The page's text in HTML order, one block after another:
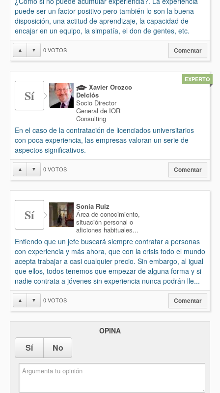
puede ser un factor positivo pero también lo son la buena
disposición, una actitud de aprendizaje, la capacidad de
encajar en un equipo, la simpatía, el don de gentes, etc.
▲ ▼ 0VOTOS Comentar
Sí
Xavier Orozco
Delclós
Socio Director
General de IOR
Consulting
En el caso de la contratación de licenciados universitarios
con poca experiencia, las empresas valoran un serie de
aspectos significativos.
EXPERTO
▲ ▼ 0VOTOS Comentar
Sí
Sonia Ruiz
Área de conocimiento,
situación personal o
aficiones habituales...
Entiendo que un jefe buscará siempre contratar a personas
con experiencia y más ahora, que con la crisis todo el mundo
acepta trabajar a casi cualquier precio. Sin embargo, al igual
que ellos, todos tenemos que empezar de alguna forma y si
nadie contrata a jóvenes sin experiencia nunca podrán lle...
▲ ▼ 0VOTOS Comentar
OPINA
Sí No